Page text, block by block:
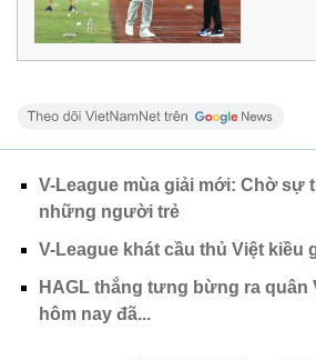
V-League mùa giải mới: Chờ sự
những người trẻ
V-League khát cầu thủ Việt kiều
HAGL thắng tưng bừng ra quân
hôm nay đã...